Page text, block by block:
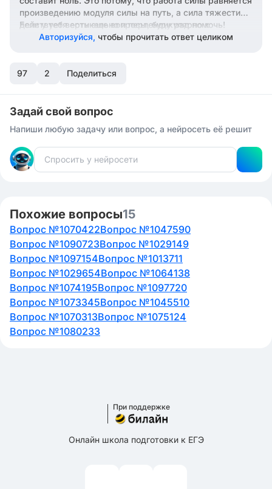
произведению модуля силы на путь, а сила тяжести
действует вертикально и перпендикулярно к
направлению движения тела. Таким образом, при
Если у тебя есть еще вопросы, буду рад помочь!
Авторизуйся, чтобы прочитать ответ целиком
97 2 Поделиться
Задай свой вопрос
Напиши любую задачу или вопрос, а нейросеть её решит
Похожие вопросы15
Вопрос №1070422Вопрос №1047590
Вопрос №1090723Вопрос №1029149
Вопрос №1097154Вопрос №1013711
Вопрос №1029654Вопрос №1064138
Вопрос №1074195Вопрос №1097720
Вопрос №1073345Вопрос №1045510
Вопрос №1070313Вопрос №1075124
Вопрос №1080233
При поддержке
Онлайн школа подготовки к ЕГЭ